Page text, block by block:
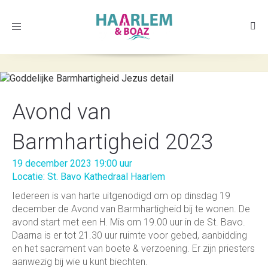
Toggle
Avond van
Barmhartigheid 2023
19 december 2023 19:00 uur
Locatie: St. Bavo Kathedraal Haarlem
Iedereen is van harte uitgenodigd om op dinsdag 19
december de Avond van Barmhartigheid bij te wonen. De
avond start met een H. Mis om 19.00 uur in de St. Bavo.
Daarna is er tot 21.30 uur ruimte voor gebed, aanbidding
en het sacrament van boete & verzoening. Er zijn priesters
aanwezig bij wie u kunt biechten.